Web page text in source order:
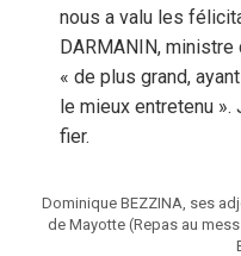
nous a valu les
DARMANIN, ministre
« de plus grand,
le mieux entretenu ».
fier.
Dominique BEZZINA, ses
de Mayotte (Repas au